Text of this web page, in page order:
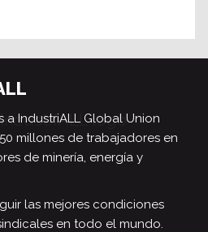
a IndustriALL Global Union
millones de trabajadores en
de minería, energía y
las mejores condiciones
en todo el mundo.